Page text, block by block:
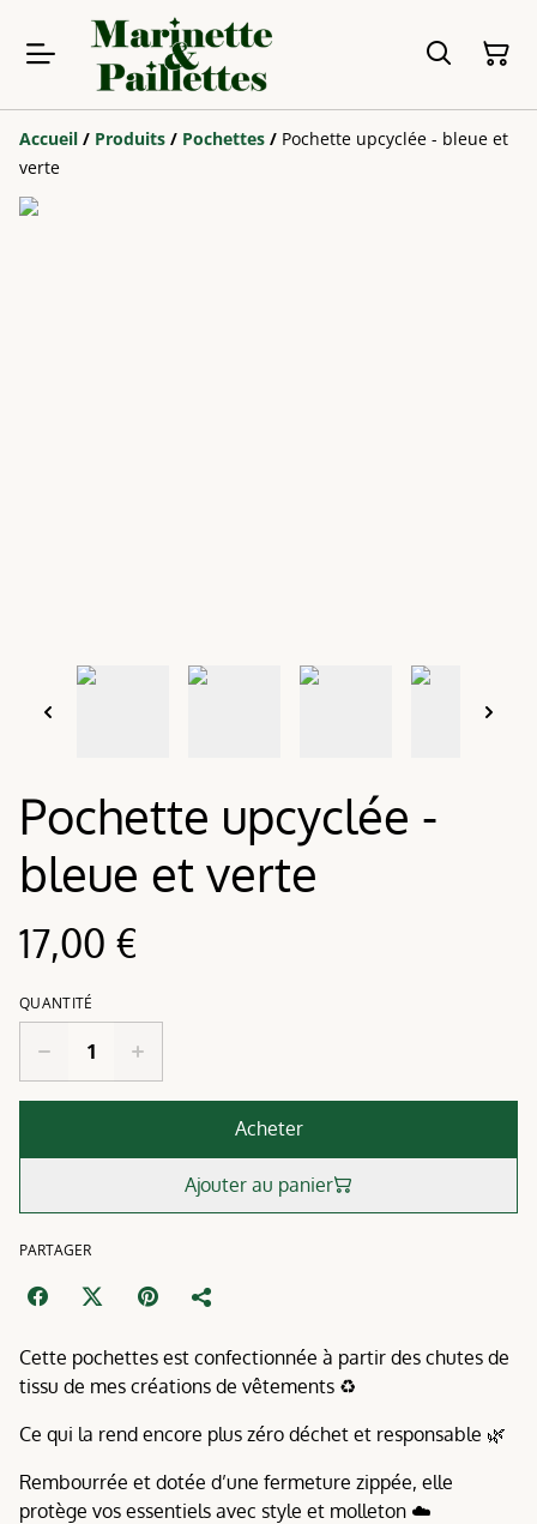
Accueil / Produits / Pochettes / Pochette upcyclée - bleue et
verte
Pochette upcyclée -
bleue et verte
17,00 €
QUANTITÉ
Acheter
Ajouter au panier
PARTAGER
Cette pochettes est confectionnée à partir des chutes de
tissu de mes créations de vêtements ♻️
Ce qui la rend encore plus zéro déchet et responsable 🌿
Rembourrée et dotée d’une fermeture zippée, elle
protège vos essentiels avec style et molleton ☁️